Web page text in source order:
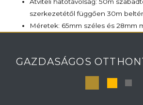
szerkezetétől függően 30m
Méretek: 65mm széles és 28mm
GAZDASÁGOS